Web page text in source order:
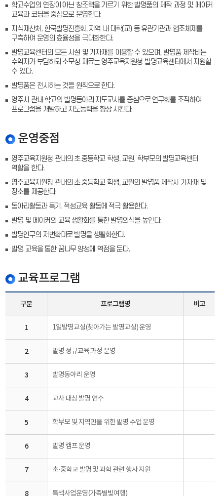
학교수업의 연장이 아닌 창조력을 기르기 위한 발명품의 제작 과정 및 메이커
교육과 코딩을 중심으로 운영한다.
지식재산처, 한국발명진흥회, 지역 내 대학(교) 등 유관기관과 협조체제를
구축하여 운영의 효율성을 극대화한다.
발명교육센터의 모든 시설 및 기자재를 이용할 수 있으며, 발명품 제작비는
수익자가 부담하되 소모성 재료는 영주교육지원청 발명교육센터에서 지원할
수 있다.
발명품은 전시하는 것을 원칙으로 한다.
영주시 관내 학교의 발명동아리 지도교사를 중심으로 연구회를 조직하여
프로그램을 개발하고 지도능력을 향상 시킨다.
운영중점
영주교육지원청 관내의 초.중등학교 학생, 교원, 학부모의 발명교육센터
역할을 한다.
영주교육지원청 관내의 초.중등학교 학생, 교원의 발명품 제작시 기자재 및
장소를 제공한다.
동아리활동과 특기. 적성교육 활동에 적극 활용한다.
발명 및 메이커의 교육 생활화를 통한 발명의식을 높인다.
발명인구의 저변확대로 발명을 생활화한다.
발명 교육을 통한 꿈나무 양성에 역점을 둔다.
교육프로그램
구분 프로그램명 비고
1 1일발명교실(찾아가는 발명교실) 운영
2 발명 정규교육 과정 운영
3 발명동아리 운영
4 교사 대상 발명 연수
5 학부모 및 지역민을 위한 발명 수업 운영
6 발명 캠프 운영
7 초·중학교 발명 및 과학 관련 행사 지원
8 특색사업운영(가족별빛여행)